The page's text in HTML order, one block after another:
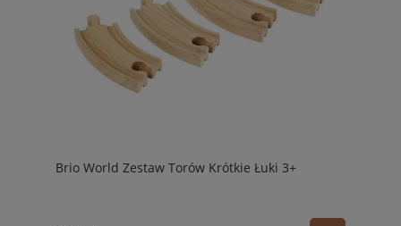
Brio World Zestaw Torów Krótkie Łuki 3+